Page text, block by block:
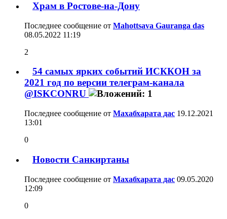
Храм в Ростове-на-Дону
Последнее сообщение от Mahottsava Gauranga das
08.05.2022 11:19
2
54 самых ярких событий ИСККОН за
2021 год по версии телеграм-канала
@ISKCONRU
Последнее сообщение от Махабхарата дас 19.12.2021
13:01
0
Новости Санкиртаны
Последнее сообщение от Махабхарата дас 09.05.2020
12:09
0